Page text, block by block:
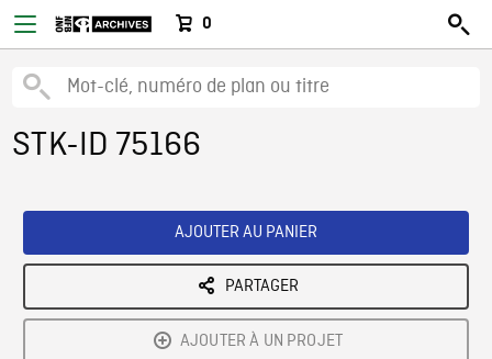
0
STK-ID 75166
AJOUTER AU PANIER
PARTAGER
AJOUTER À UN PROJET